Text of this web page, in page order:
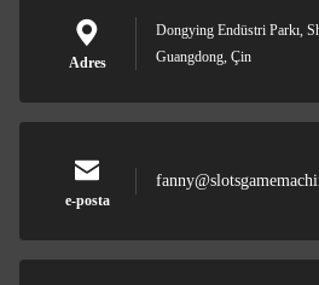
Adres
Dongying Endüstri Parkı,
Guangdong, Çin
e-posta